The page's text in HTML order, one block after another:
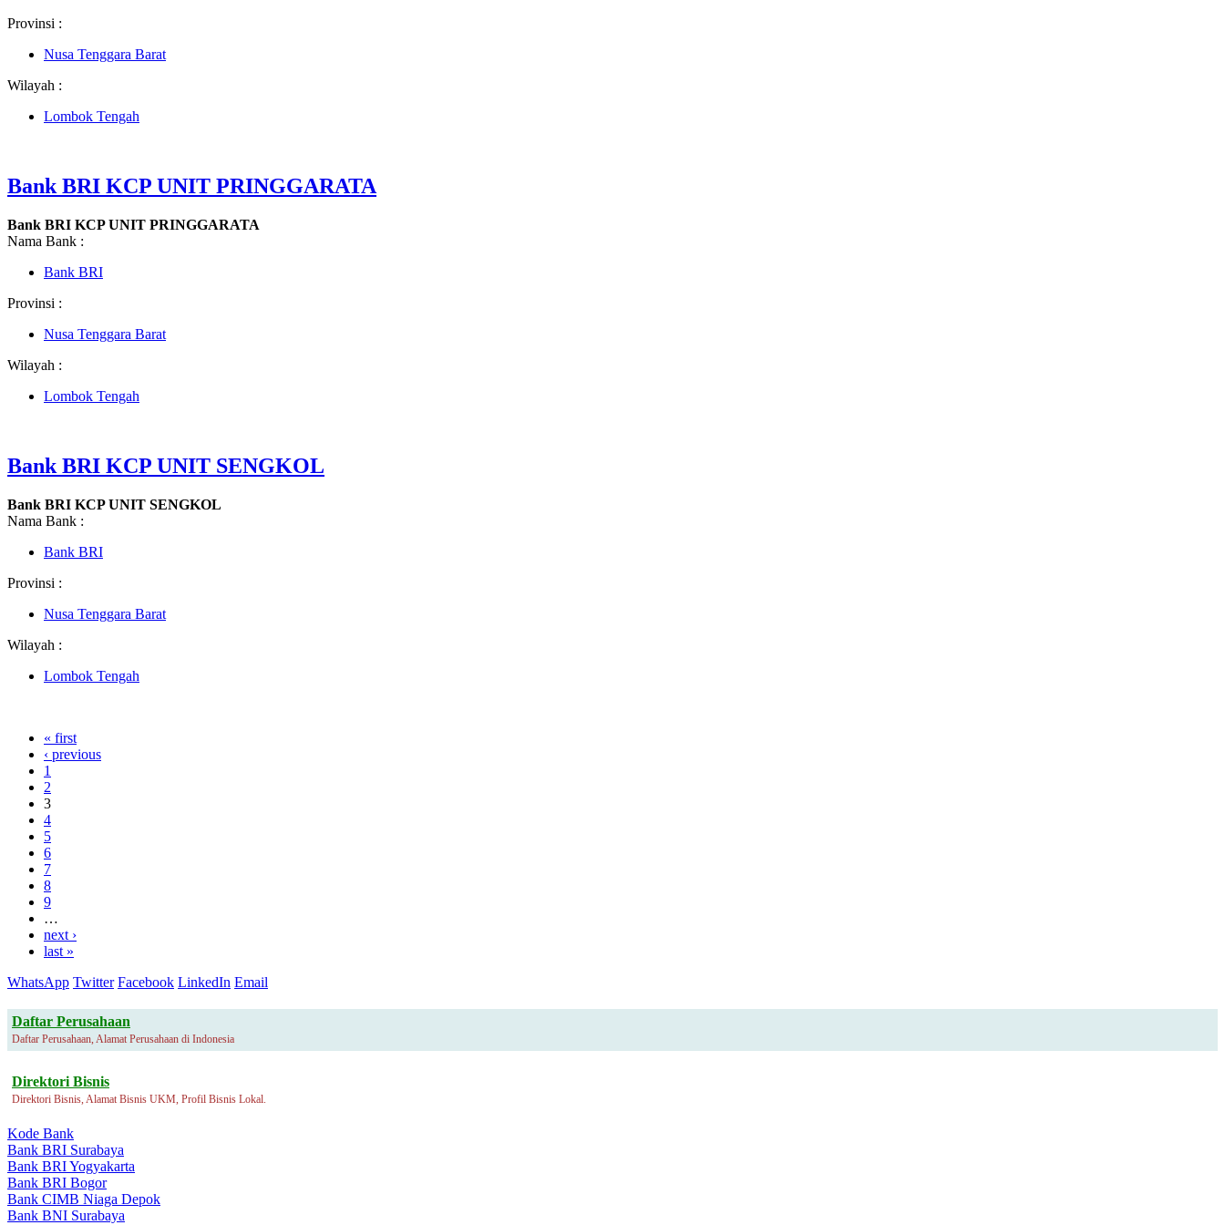
Provinsi :
Nusa Tenggara Barat
Wilayah :
Lombok Tengah
Bank BRI KCP UNIT PRINGGARATA
Bank BRI KCP UNIT PRINGGARATA
Nama Bank :
Bank BRI
Provinsi :
Nusa Tenggara Barat
Wilayah :
Lombok Tengah
Bank BRI KCP UNIT SENGKOL
Bank BRI KCP UNIT SENGKOL
Nama Bank :
Bank BRI
Provinsi :
Nusa Tenggara Barat
Wilayah :
Lombok Tengah
« first
‹ previous
1
2
3
4
5
6
7
8
9
…
next ›
last »
WhatsApp Twitter Facebook LinkedIn Email
Daftar Perusahaan
Daftar Perusahaan, Alamat Perusahaan di Indonesia
Direktori Bisnis
Direktori Bisnis, Alamat Bisnis UKM, Profil Bisnis Lokal.
Kode Bank
Bank BRI Surabaya
Bank BRI Yogyakarta
Bank BRI Bogor
Bank CIMB Niaga Depok
Bank BNI Surabaya